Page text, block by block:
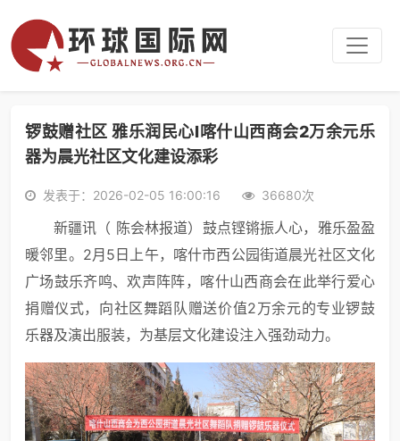
锣鼓赠社区 雅乐润民心I喀什山西商会2万余元乐
器为晨光社区文化建设添彩
发表于：2026-02-05 16:00:16 36680次
新疆讯（ 陈会林报道）鼓点铿锵振人心，雅乐盈盈
暖邻里。2月5日上午，喀什市西公园街道晨光社区文化
广场鼓乐齐鸣、欢声阵阵，喀什山西商会在此举行爱心
捐赠仪式，向社区舞蹈队赠送价值2万余元的专业锣鼓
乐器及演出服装，为基层文化建设注入强劲动力。